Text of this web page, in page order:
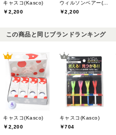
キャスコ(Kasco)
￥2,200
ウィルソンベアー(willson bear)
￥2,200
この商品と同じブランドランキング
キャスコ(Kasco)
￥2,200
キャスコ(Kasco)
￥704